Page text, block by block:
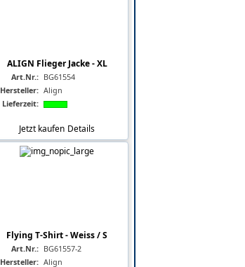
ALIGN Flieger Jacke - XL
Art.Nr.: BG61554
Hersteller: Align
Lieferzeit:
Jetzt kaufen Details
Flying T-Shirt - Weiss / S
Art.Nr.: BG61557-2
Hersteller: Align